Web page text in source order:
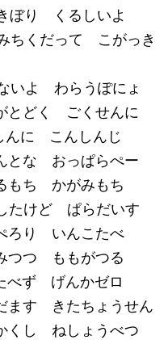
ぼり くるしいよ
くだって こがっき
よ わらうぽにょ
どく ごくせんに
に こんしんじ
な おっぱらぺー
もち かがみもち
たけど ぱらだいす
ろり いんこたべ
つつ ももがつる
ず げんかゼロ
す きたちょうせん
し ねしょうべつ